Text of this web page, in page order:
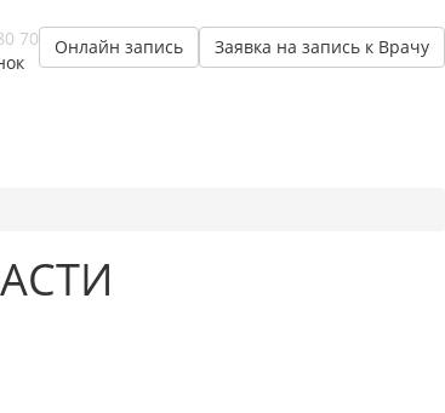
Заявка на запись к Врачу
Онлайн запись
70